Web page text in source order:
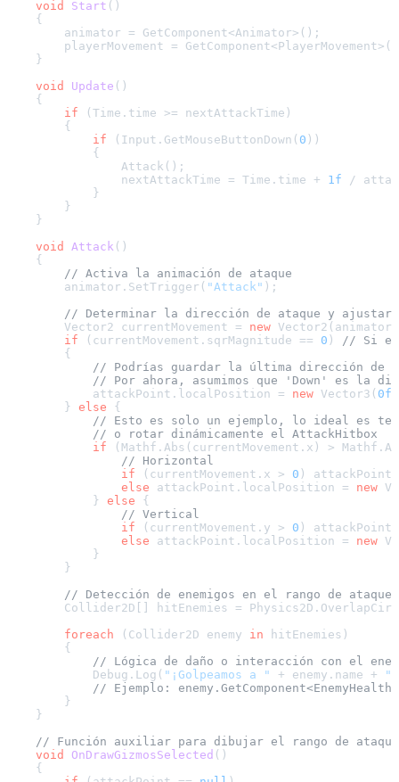
void
Start ()
    {
        animator = GetComponent<Animator>();
playerMovement =
    }
void
Update ()
    {
if (Time.time >= nextAttackTime)
        {
if (Input.GetMouseButtonDown( 0 ))
            {
                Attack();
                nextAttackTime = Time.time +
1f /
            }
        }
    }
void
Attack ()
    {
// Activa la animación de ataque
        animator.SetTrigger(
"Attack" );
// Determinar la dirección de ataque y ajustar
        Vector2 currentMovement =
new
if (currentMovement.sqrMagnitude == 0 )
// Si
        {
// Podrías guardar la última dirección de
// Por ahora, asumimos que 'Down' es la
            attackPoint.localPosition =
new Vector3( 0f
        }
else {
// Esto es solo un ejemplo, lo ideal es
// o rotar dinámicamente el AttackHitbox
if (Mathf.Abs(currentMovement.x) >
// Horizontal
if (currentMovement.x > 0 )
else attackPoint.localPosition = new
            }
else {
// Vertical
if (currentMovement.y > 0 )
else attackPoint.localPosition = new
            }
        }
// Detección de enemigos en el rango de ataque
Collider2D[] hitEnemies =
foreach (Collider2D enemy in hitEnemies)
        {
// Lógica de daño o interacción con el
            Debug.Log(
"¡Golpeamos a " + enemy.name +
// Ejemplo:
        }
    }
// Función auxiliar para dibujar el rango de
void
OnDrawGizmosSelected ()
    {